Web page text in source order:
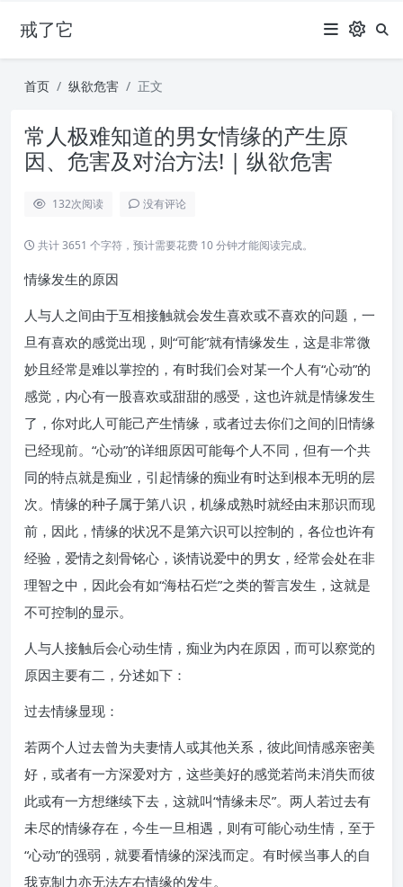
戒了它
首页 纵欲危害 正文
常人极难知道的男女情缘的产生原
因、危害及对治方法! | 纵欲危害
132次阅读 没有评论
共计 3651 个字符，预计需要花费 10 分钟才能阅读完成。
情缘发生的原因
人与人之间由于互相接触就会发生喜欢或不喜欢的问题，一
旦有喜欢的感觉出现，则“可能”就有情缘发生，这是非常微
妙且经常是难以掌控的，有时我们会对某一个人有“心动”的
感觉，内心有一股喜欢或甜甜的感受，这也许就是情缘发生
了，你对此人可能己产生情缘，或者过去你们之间的旧情缘
已经现前。“心动”的详细原因可能每个人不同，但有一个共
同的特点就是痴业，引起情缘的痴业有时达到根本无明的层
次。情缘的种子属于第八识，机缘成熟时就经由末那识而现
前，因此，情缘的状况不是第六识可以控制的，各位也许有
经验，爱情之刻骨铭心，谈情说爱中的男女，经常会处在非
理智之中，因此会有如“海枯石烂”之类的誓言发生，这就是
不可控制的显示。
人与人接触后会心动生情，痴业为内在原因，而可以察觉的
原因主要有二，分述如下：
过去情缘显现：
若两个人过去曾为夫妻情人或其他关系，彼此间情感亲密美
好，或者有一方深爱对方，这些美好的感觉若尚未消失而彼
此或有一方想继续下去，这就叫“情缘未尽”。两人若过去有
未尽的情缘存在，今生一旦相遇，则有可能心动生情，至于
“心动”的强弱，就要看情缘的深浅而定。有时候当事人的自
我克制力亦无法左右情缘的发生。